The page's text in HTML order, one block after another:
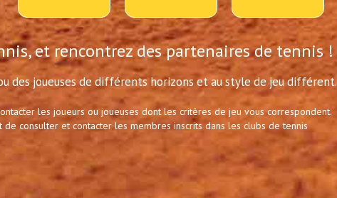
et rencontrez des partenaires de tennis !
des joueuses de différents horizons et au style de jeu différent.
les joueurs ou joueuses dont les critères de jeu vous correspondent.
de consulter et contacter les membres inscrits dans les clubs de tennis